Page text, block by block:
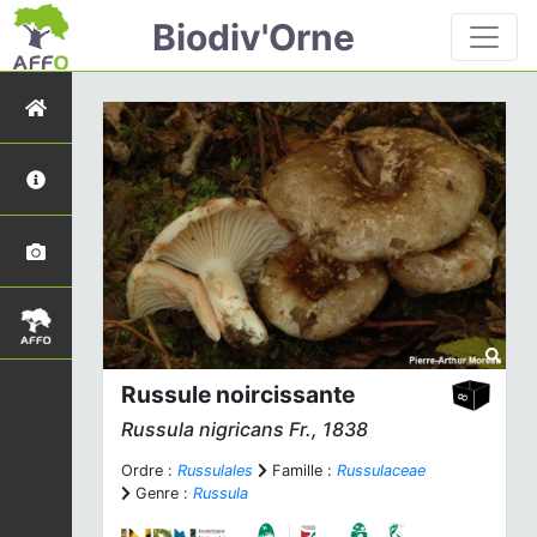
Biodiv'Orne
Russule noircissante
Russula nigricans Fr., 1838
Ordre : Russulales Famille : Russulaceae
Genre : Russula